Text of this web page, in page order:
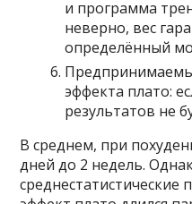
и программа
неверно, вес
определённый
эффекта плато:
результатов не
В среднем, при
дней до 2 недель.
среднестатистические